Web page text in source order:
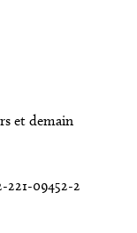
et demain
221-09452-2